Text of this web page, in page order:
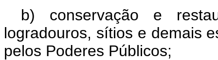
b) conservação e
logradouros, sítios e demais
pelos Poderes Públicos;